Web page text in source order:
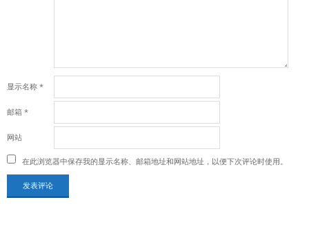
显示名称 *
邮箱 *
网站
在此浏览器中保存我的显示名称、邮箱地址和网站地址，以便下次评论时使用。